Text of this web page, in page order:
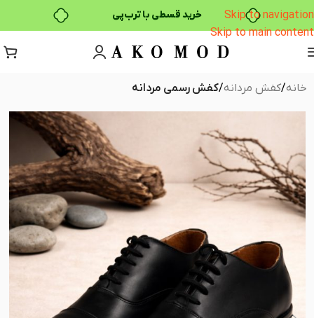
۴ قسط، بدون کارمزد
بدون ضامن، بدون سود
خرید قسطی با ترب‌پی
Skip to navigation
Skip to main content
خانه کفش مردانه کفش رسمی مردانه